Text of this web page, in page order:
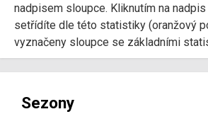
nadpisem sloupce. Kliknutím na
setřídíte dle této statistiky (oranžový
vyznačeny sloupce se základními
Sezony